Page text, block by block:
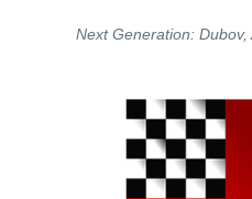
Next Generation: